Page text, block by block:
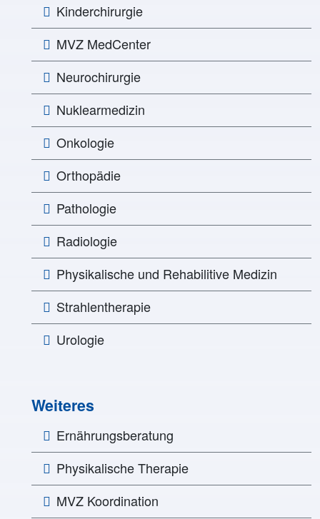
Kinderchirurgie
MVZ MedCenter
Neurochirurgie
Nuklearmedizin
Onkologie
Orthopädie
Pathologie
Radiologie
Physikalische und Rehabilitive Medizin
Strahlentherapie
Urologie
Weiteres
Ernährungsberatung
Physikalische Therapie
MVZ Koordination